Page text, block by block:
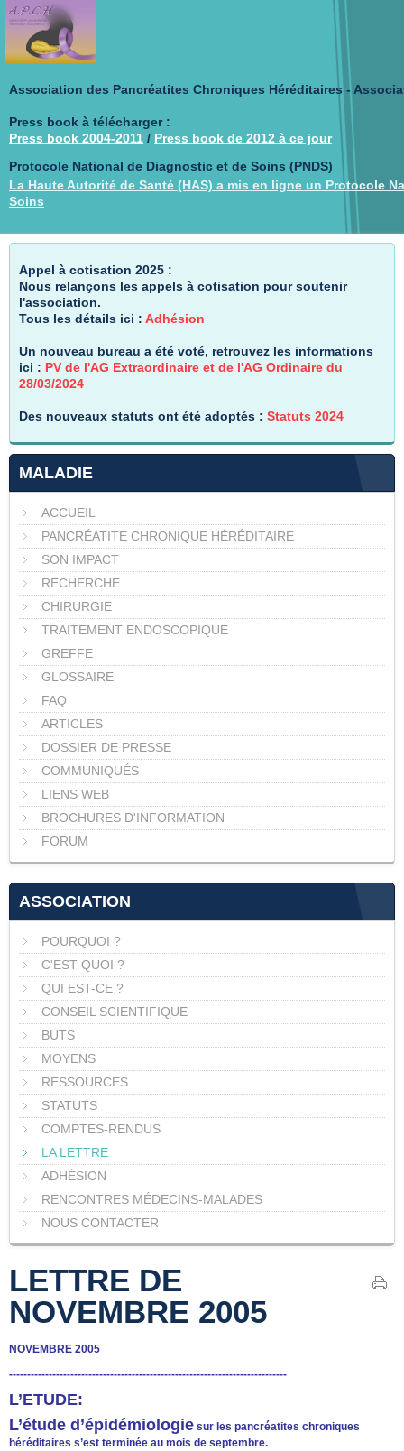
Association des Pancréatites Chroniques Héréditaires -
Press book à télécharger :
Press book 2004-2011 / Press book de 2012 à ce jour
Protocole National de Diagnostic et de Soins (PNDS)
La Haute Autorité de Santé (HAS) a mis en ligne un Protocole
Soins
Appel à cotisation 2025 :
Nous relançons les appels à cotisation pour soutenir
l'association.
Tous les détails ici : Adhésion
Un nouveau bureau a été voté, retrouvez les informations
ici : PV de l'AG Extraordinaire et de l'AG Ordinaire du
28/03/2024
Des nouveaux statuts ont été adoptés : Statuts 2024
MALADIE
ACCUEIL
PANCRÉATITE CHRONIQUE HÉRÉDITAIRE
SON IMPACT
RECHERCHE
CHIRURGIE
TRAITEMENT ENDOSCOPIQUE
GREFFE
GLOSSAIRE
FAQ
ARTICLES
DOSSIER DE PRESSE
COMMUNIQUÉS
LIENS WEB
BROCHURES D'INFORMATION
FORUM
ASSOCIATION
POURQUOI ?
C'EST QUOI ?
QUI EST-CE ?
CONSEIL SCIENTIFIQUE
BUTS
MOYENS
RESSOURCES
STATUTS
COMPTES-RENDUS
LA LETTRE
ADHÉSION
RENCONTRES MÉDECINS-MALADES
NOUS CONTACTER
LETTRE DE
NOVEMBRE 2005
NOVEMBRE 2005
-----------------------------------------------------------------------------
L’ETUDE:
L’étude d’épidémiologie sur les pancréatites chroniques
héréditaires s’est terminée au mois de septembre.